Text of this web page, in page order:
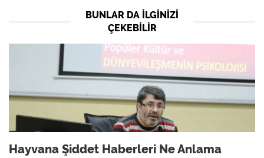
BUNLAR DA ILGINIZI
ÇEKEBILIR
Hayvana Şiddet Haberleri Ne Anlama